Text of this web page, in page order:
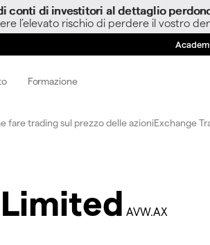
conti di investitori al dettaglio
l’elevato rischio di perdere il vostro
Formazione
fare trading sul prezzo delle azioniExchange
AVW.AX